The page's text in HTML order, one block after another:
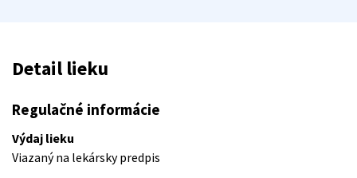
Detail lieku
Regulačné informácie
Výdaj lieku
Viazaný na lekársky predpis